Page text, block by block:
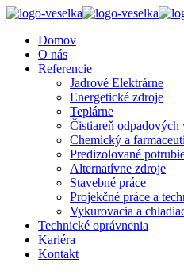
Domov
O nás
Referencie
Jadrové Elektrárne
Energetické zdroje
Teplárne
Čistiareň odpadových
Chemický a
Predizolované
Alternatívne zdroje
Stavebné práce
Projekčné práce a
Vykurovacia a
Technické oprávnenia
Kariéra
Kontakt